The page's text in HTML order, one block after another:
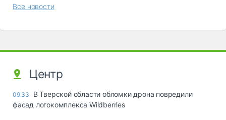
Все новости
Центр
09:33
В Тверской области обломки дрона повредили
фасад логокомплекса Wildberries